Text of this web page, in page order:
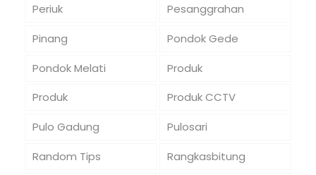
Periuk
Pesanggrahan
Pinang
Pondok Gede
Pondok Melati
Produk
Produk
Produk CCTV
Pulo Gadung
Pulosari
Random Tips
Rangkasbitung